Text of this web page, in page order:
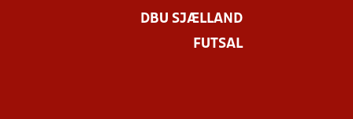
DBU SJÆLLAND
FUTSAL